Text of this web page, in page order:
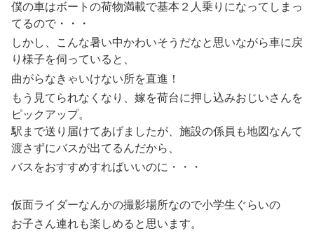
僕の車はボートの荷物満載で基本２人乗りになってしまっ
てるので・・・
しかし、こんな暑い中かわいそうだなと思いながら車に戻
り様子を伺っていると、
曲がらなきゃいけない所を直進！
もう見てられなくなり、嫁を荷台に押し込みおじいさんを
ピックアップ。
駅まで送り届けてあげましたが、施設の係員も地図なんて
渡さずにバスが出てるんだから、
バスをおすすめすればいいのに・・・
仮面ライダーなんかの撮影場所なので小学生ぐらいの
お子さん連れも楽しめると思います。